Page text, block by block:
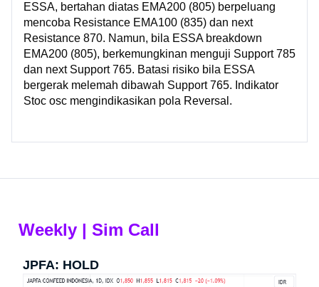
ESSA, bertahan diatas EMA200 (805) berpeluang
mencoba Resistance EMA100 (835) dan next
Resistance 870. Namun, bila ESSA breakdown
EMA200 (805), berkemungkinan menguji Support 785
dan next Support 765. Batasi risiko bila ESSA
bergerak melemah dibawah Support 765. Indikator
Stoc osc mengindikasikan pola Reversal.
Weekly | Sim Call
JPFA: HOLD